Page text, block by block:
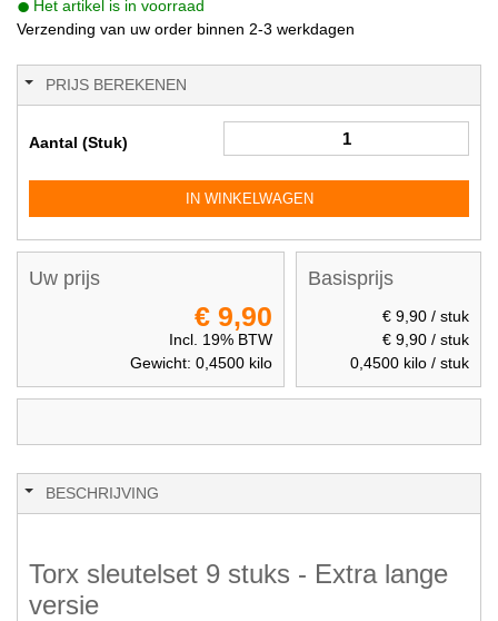
Het artikel is in voorraad
Verzending van uw order binnen 2-3 werkdagen
PRIJS BEREKENEN
Aantal (Stuk)
IN WINKELWAGEN
Basisprijs
€ 9,90/ stuk
€ 9,90/ stuk
0,4500 kilo / stuk
Uw prijs
€ 9,90
Incl. 19% BTW
Gewicht: 0,4500kilo
BESCHRIJVING
Torx sleutelset 9 stuks - Extra lange
versie